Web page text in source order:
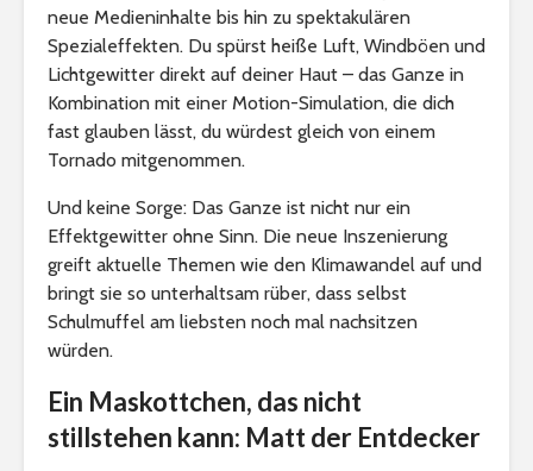
neue Medieninhalte bis hin zu spektakulären
Spezialeffekten. Du spürst heiße Luft, Windböen und
Lichtgewitter direkt auf deiner Haut – das Ganze in
Kombination mit einer Motion-Simulation, die dich
fast glauben lässt, du würdest gleich von einem
Tornado mitgenommen.
Und keine Sorge: Das Ganze ist nicht nur ein
Effektgewitter ohne Sinn. Die neue Inszenierung
greift aktuelle Themen wie den Klimawandel auf und
bringt sie so unterhaltsam rüber, dass selbst
Schulmuffel am liebsten noch mal nachsitzen
würden.
Ein Maskottchen, das nicht
stillstehen kann: Matt der Entdecker